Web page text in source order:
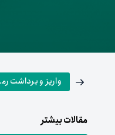
مقالات بیشتر